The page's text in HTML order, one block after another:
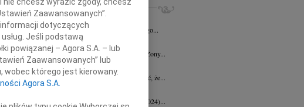
INNE NEKROLOGI
Witold Halka wiek: 89 21.07.2026
Z wielkim żalem i smutkiem żegnamy naszego...
Jadwiga Czajka 16.07.2026
Panu Andrzejowi Czajce z powodu śmierci Żony...
Adam Borowski
10.07.2026
Z wielkim smutkiem przyjęłyśmy wiadomość, że...
Alina Augustynowicz
Alina Augustynowicz z domu Hinz (1979-2024)...
Zaawansowanych”.
dotyczących
Jeśli podstawą
powiązanej – Agora S.A. – lub
Zaawansowanych” lub
którego jest kierowany.
Agora S.A.